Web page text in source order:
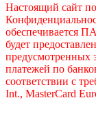
Настоящий сайт
обеспечивается
будет
предусмотренных
платежей по
соответствии с
Int., MasterCard